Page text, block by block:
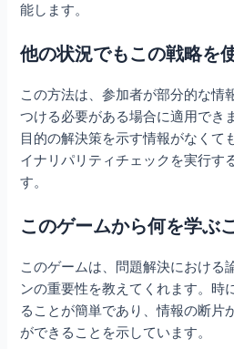
能します。
他の状況でもこの戦略を
この方法は、参加者が部分的な情
つける必要がある場合に適用でき
目的の解決策を示す情報がなくて
イナリパリティチェックを実行す
す。
このゲームから何を学ぶ
このゲームは、問題解決における
ンの重要性を教えてくれます。時
ることが簡単であり、情報の断片
ができることを示しています。